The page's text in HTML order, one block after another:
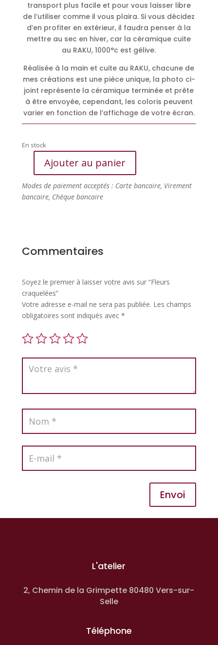
transport plus facile et pour vous laisser libre
de l’utiliser comme il vous plaira. Si vous décidez
d’en profiter en extérieur, il faudra penser à la
mettre au sec en hiver, car la céramique cuite
au RAKU, 1000°c est gélive.
Réalisée à la main et cuite au RAKU, chacune de
mes créations est une pièce unique, la photo ci-
joint représente la céramique terminée et prête
à être envoyée, cependant, les coloris peuvent
varier en fonction de l’affichage de votre écran.
En stock
quantité
Fleurs
craquelées
Ajouter au panier
Modes de paiement acceptés : Carte bancaire, Virement
bancaire, Chèque bancaire
Commentaires
Soyez le premier à laisser votre avis sur “Fleurs
craquelées”
Votre adresse e-mail ne sera pas publiée. Les champs
obligatoires sont indiqués avec *
Envoi
L'atelier
2, Chemin de la Grimpette 80480 Vers-sur-
Selle
Téléphone